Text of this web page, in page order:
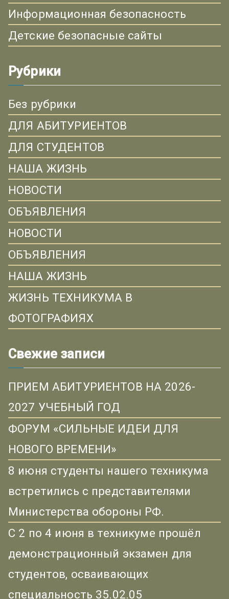
Информационная безопасность
Детские безопасные сайты
Рубрики
Без рубрики
ДЛЯ АБИТУРИЕНТОВ
ДЛЯ СТУДЕНТОВ
НАША ЖИЗНЬ
НОВОСТИ
ОБЪЯВЛЕНИЯ
НОВОСТИ
ОБЪЯВЛЕНИЯ
НАША ЖИЗНЬ
ЖИЗНЬ ТЕХНИКУМА В
ФОТОГРАФИЯХ
Свежие записи
ПРИЕМ АБИТУРИЕНТОВ НА 2026-
2027 УЧЕБНЫЙ ГОД
ФОРУМ «СИЛЬНЫЕ ИДЕИ ДЛЯ
НОВОГО ВРЕМЕНИ»
8 июня студенты нашего техникума
встретились с представителями
Министерства обороны РФ.
С 2 по 4 июня в техникуме прошёл
демонстрационный экзамен для
студентов, осваивающих
специальность 35.02.05